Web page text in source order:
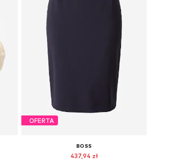
OFERTA
BOSS
437,94 zł